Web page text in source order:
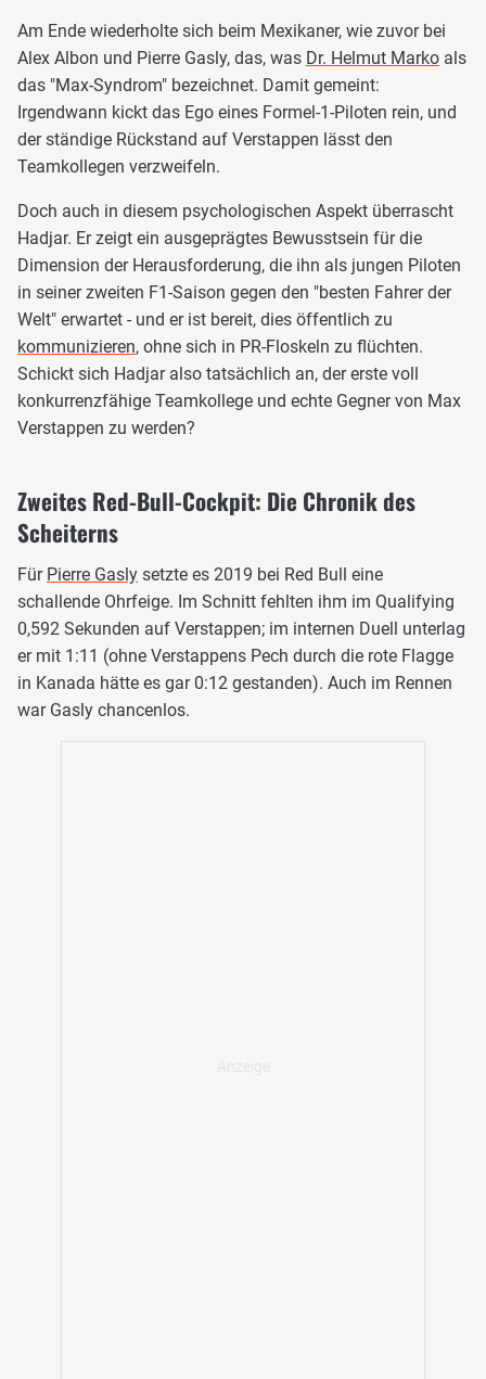
Am Ende wiederholte sich beim Mexikaner, wie zuvor bei
Alex Albon und Pierre Gasly, das, was Dr. Helmut Marko als
das "Max-Syndrom" bezeichnet. Damit gemeint:
Irgendwann kickt das Ego eines Formel-1-Piloten rein, und
der ständige Rückstand auf Verstappen lässt den
Teamkollegen verzweifeln.
Doch auch in diesem psychologischen Aspekt überrascht
Hadjar. Er zeigt ein ausgeprägtes Bewusstsein für die
Dimension der Herausforderung, die ihn als jungen Piloten
in seiner zweiten F1-Saison gegen den "besten Fahrer der
Welt" erwartet - und er ist bereit, dies öffentlich zu
kommunizieren, ohne sich in PR-Floskeln zu flüchten.
Schickt sich Hadjar also tatsächlich an, der erste voll
konkurrenzfähige Teamkollege und echte Gegner von Max
Verstappen zu werden?
Zweites Red-Bull-Cockpit: Die Chronik des
Scheiterns
Für Pierre Gasly setzte es 2019 bei Red Bull eine
schallende Ohrfeige. Im Schnitt fehlten ihm im Qualifying
0,592 Sekunden auf Verstappen; im internen Duell unterlag
er mit 1:11 (ohne Verstappens Pech durch die rote Flagge
in Kanada hätte es gar 0:12 gestanden). Auch im Rennen
war Gasly chancenlos.